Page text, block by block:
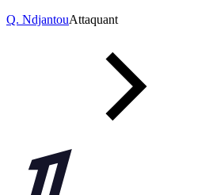
Q. NdjantouAttaquant